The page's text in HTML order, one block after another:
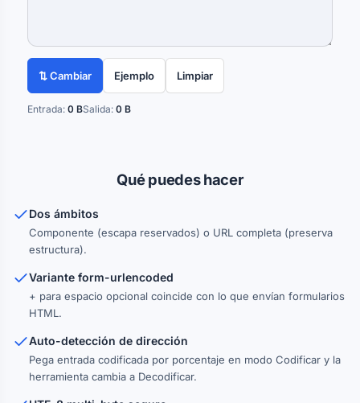
⇅ Cambiar Ejemplo Limpiar
Entrada: 0 BSalida: 0 B
Qué puedes hacer
Dos ámbitos
Componente (escapa reservados) o URL completa (preserva
estructura).
Variante form-urlencoded
+ para espacio opcional coincide con lo que envían formularios
HTML.
Auto-detección de dirección
Pega entrada codificada por porcentaje en modo Codificar y la
herramienta cambia a Decodificar.